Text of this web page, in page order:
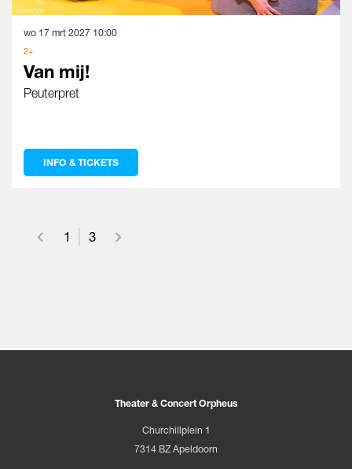
Van mij!
Peuterpret
2+
wo 17 mrt 2027 10:00
INFO & TICKETS
1 3
Theater & Concert Orpheus
Churchillplein 1
7314 BZ Apeldoorn